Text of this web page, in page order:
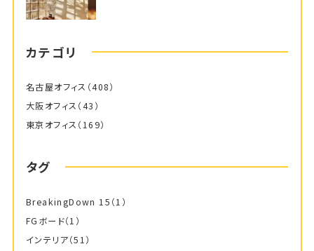
カテゴリ
名古屋オフィス （408）
大阪オフィス （43）
東京オフィス （169）
タグ
BreakingDown 15 （1）
FGボード（1）
インテリア（51）